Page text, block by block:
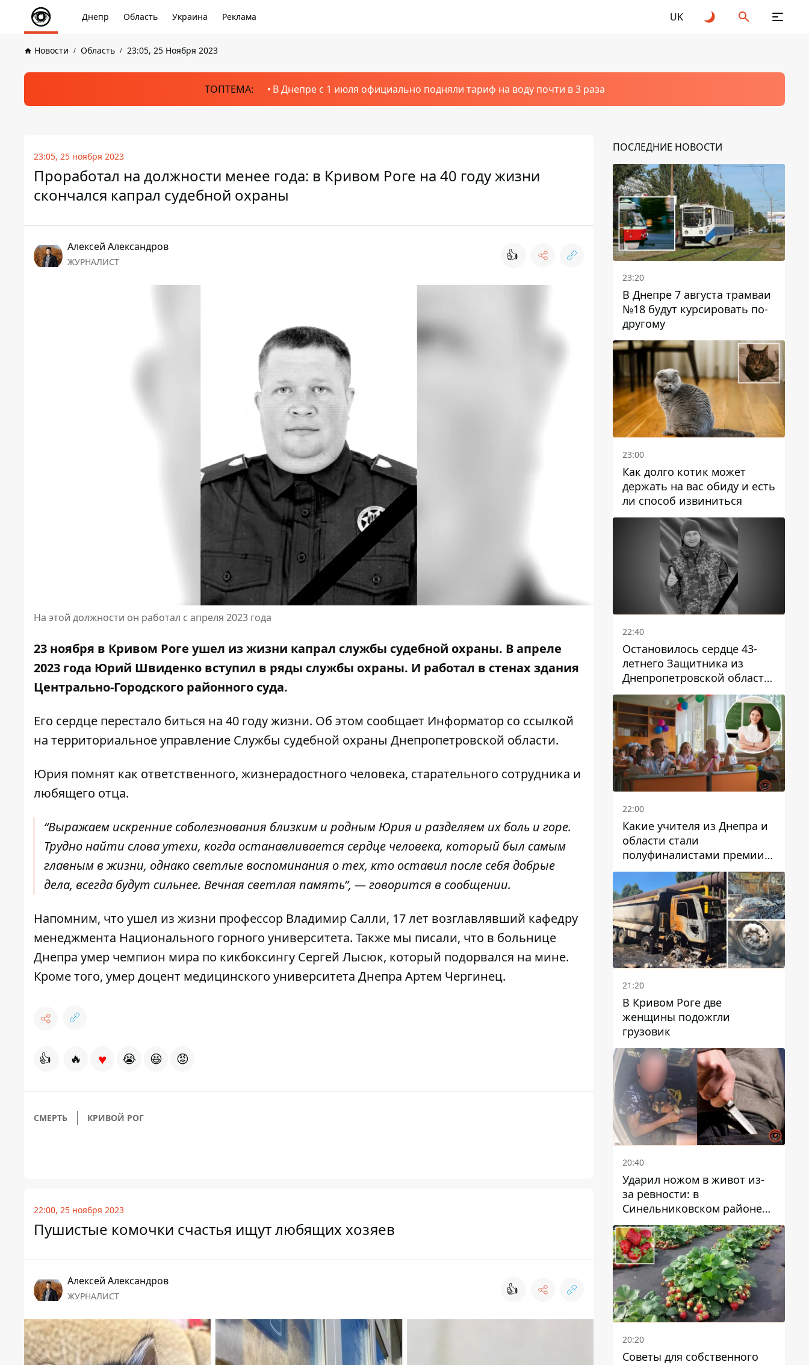
Днепр Область Украина Реклама UK
Новости Область 23:05, 25 Ноября 2023
ТОПТЕМА: В Днепре с 1 июля официально подняли тариф на воду почти в 3 раза
23:05, 25 ноября 2023
Проработал на должности менее года: в Кривом Роге на 40 году жизни
скончался капрал судебной охраны
Алексей Александров
ЖУРНАЛИСТ 👍
На этой должности он работал с апреля 2023 года
23 ноября в Кривом Роге ушел из жизни капрал службы судебной охраны. В апреле
2023 года Юрий Швиденко вступил в ряды службы охраны. И работал в стенах здания
Центрально-Городского районного суда.
Его сердце перестало биться на 40 году жизни. Об этом сообщает Информатор со ссылкой
на территориальное управление Службы судебной охраны Днепропетровской области.
Юрия помнят как ответственного, жизнерадостного человека, старательного сотрудника и
любящего отца.
“Выражаем искренние соболезнования близким и родным Юрия и разделяем их боль и горе.
Трудно найти слова утехи, когда останавливается сердце человека, который был самым
главным в жизни, однако светлые воспоминания о тех, кто оставил после себя добрые
дела, всегда будут сильнее. Вечная светлая память”, — говорится в сообщении.
Напомним, что ушел из жизни профессор Владимир Салли, 17 лет возглавлявший кафедру
менеджмента Национального горного университета. Также мы писали, что в больнице
Днепра умер чемпион мира по кикбоксингу Сергей Лысюк, который подорвался на мине.
Кроме того, умердоцент медицинского университета Днепра Артем Чергинец.
👍 🔥 ♥ 😭 😆 😡
СМЕРТЬ КРИВОЙ РОГ
22:00, 25 ноября 2023
Пушистые комочки счастья ищут любящих хозяев
Алексей Александров
ЖУРНАЛИСТ 👍
ПОСЛЕДНИЕ НОВОСТИ
23:20
В Днепре 7 августа трамваи
№18 будут курсировать по-
другому
23:00
Как долго котик может
держать на вас обиду и есть
ли способ извиниться
22:40
Остановилось сердце 43-
летнего Защитника из
Днепропетровской области
Евгения Зинченко
22:00
Какие учителя из Днепра и
области стали
полуфиналистами премии
Global Teacher Prize Ukraine
2026
21:20
В Кривом Роге две
женщины подожгли
грузовик
20:40
Ударил ножом в живот из-
за ревности: в
Синельниковском районе
задержали 49-летнего
мужчину за убийство
20:20
Советы для собственного